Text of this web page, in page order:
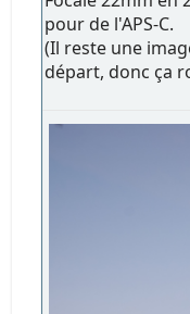
pour de l'APS-C.
(Il reste une
départ, donc ça